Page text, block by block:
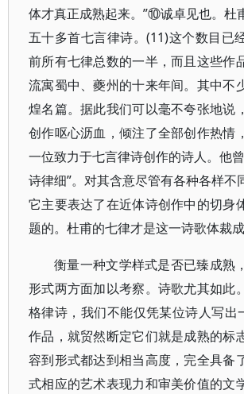
体才真正成熟起来。”⑩诚卓见也。杜
五十多首七言律诗。(11)这个数目已
前所有七律总数的一半，而且这些作
流寓蜀中、夔州的十来年间。其中不
煌名篇。据此我们可以毫不夸张地说
创作呕心沥血，倾注了全部创作热情
一位致力于七言律诗创作的诗人。他
诗律细”。对其含意尽管有各种各样不
它主要表达了在近体诗创作中的切身
题的。杜甫的七律才是这一诗歌体裁成
衡量一种文学样式是否已臻成熟
形式两方面加以考察。诗歌尤其如此
格律诗，我们不能仅凭某位诗人写出
作品，就贸然断定它们就是成熟的标
容到形式都达到相当高度，完全具备
式相应的艺术表现力和审美价值的文